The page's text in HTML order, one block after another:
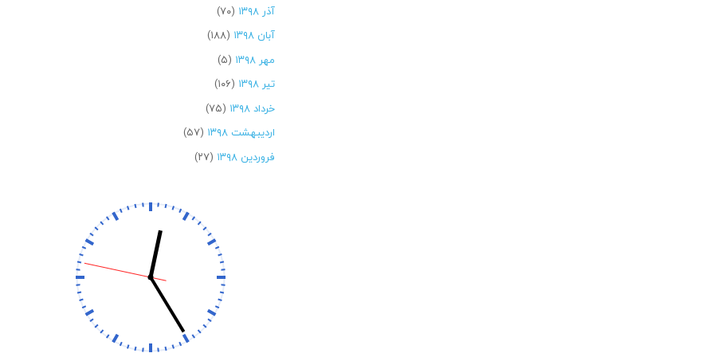
آذر ۱۳۹۸
(۷۰)
آبان ۱۳۹۸
(۱۸۸)
مهر ۱۳۹۸
(۵)
تیر ۱۳۹۸
(۱۰۶)
خرداد ۱۳۹۸
(۷۵)
اردیبهشت ۱۳۹۸
(۵۷)
فروردین ۱۳۹۸
(۲۷)